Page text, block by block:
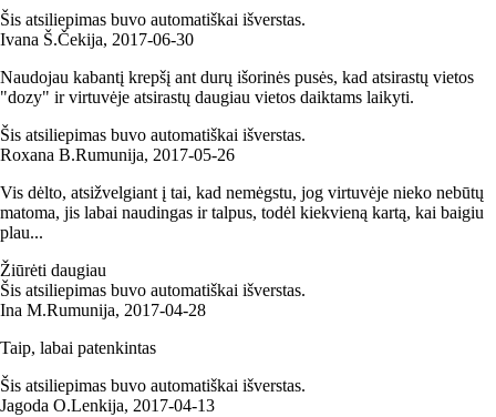
Šis atsiliepimas buvo automatiškai išverstas.
Ivana Š.Čekija, 2017‑06‑30
Naudojau kabantį krepšį ant durų išorinės pusės, kad atsirastų vietos
"dozy" ir virtuvėje atsirastų daugiau vietos daiktams laikyti.
Šis atsiliepimas buvo automatiškai išverstas.
Roxana B.Rumunija, 2017‑05‑26
Vis dėlto, atsižvelgiant į tai, kad nemėgstu, jog virtuvėje nieko nebūtų
matoma, jis labai naudingas ir talpus, todėl kiekvieną kartą, kai baigiu
plau...
Žiūrėti daugiau
Šis atsiliepimas buvo automatiškai išverstas.
Ina M.Rumunija, 2017‑04‑28
Taip, labai patenkintas
Šis atsiliepimas buvo automatiškai išverstas.
Jagoda O.Lenkija, 2017‑04‑13